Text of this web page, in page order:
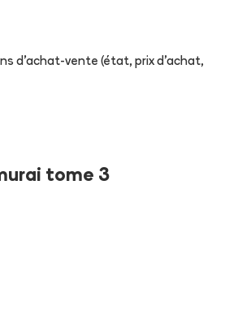
d'achat-vente (état, prix d'achat,
tome 3